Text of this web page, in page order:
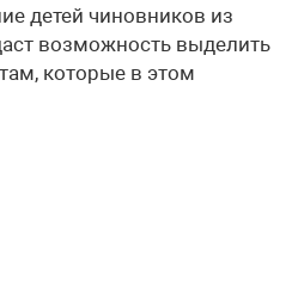
детей чиновников из
возможность выделить
которые в этом